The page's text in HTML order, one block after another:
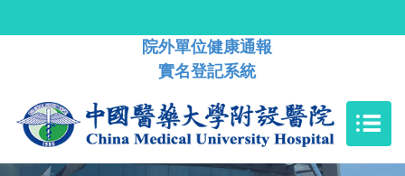
院外單位健康通報
實名登記系統